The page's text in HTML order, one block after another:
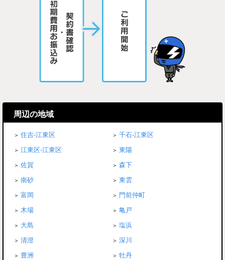
周辺の地域
住吉-江東区
千石-江東区
江東区-江東区
東陽
佐賀
森下
南砂
東雲
富岡
門前仲町
木場
亀戸
大島
塩浜
清澄
深川
豊洲
牡丹